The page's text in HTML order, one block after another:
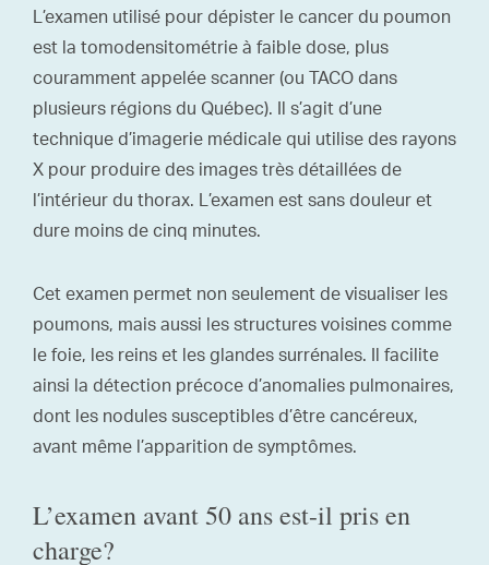
L’examen utilisé pour dépister le cancer du poumon
est la tomodensitométrie à faible dose, plus
couramment appelée scanner (ou TACO dans
plusieurs régions du Québec). Il s’agit d’une
technique d’imagerie médicale qui utilise des rayons
X pour produire des images très détaillées de
l’intérieur du thorax. L’examen est sans douleur et
dure moins de cinq minutes.
Cet examen permet non seulement de visualiser les
poumons, mais aussi les structures voisines comme
le foie, les reins et les glandes surrénales. Il facilite
ainsi la détection précoce d’anomalies pulmonaires,
dont les nodules susceptibles d’être cancéreux,
avant même l’apparition de symptômes.
L’examen avant 50 ans est-il pris en
charge?